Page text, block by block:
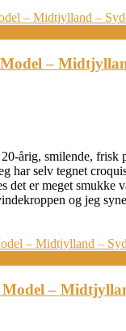
–
årig, smilende, frisk
har selv tegnet
det er meget smukke
og jeg
Model –